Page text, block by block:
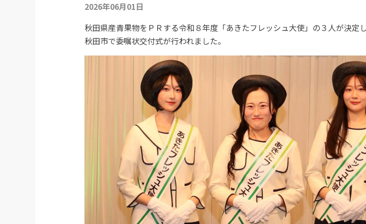
2026年06月01日
秋田県産青果物をＰＲする令和８年度「あきたフレッシュ大使」の３人が決定
秋田市で委嘱状交付式が行われました。